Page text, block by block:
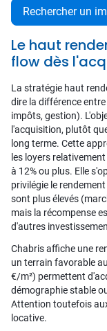
Rechercher un
Le haut
flow dès
La stratégie haut
dire la différence
impôts, gestion).
l'acquisition, plutôt
long terme. Cette
les loyers
à 12% ou plus. Elle
privilégie le
sont plus élevés
mais la récompense
d'autres
Chabris affiche une
un terrain favorable
€/m²) permettent
démographie stable
Attention toutefois
locative.